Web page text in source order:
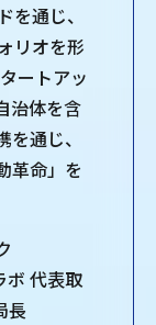
を通じ、
リオを形
ートアッ
治体を含
通じ、
革命」を
代表取
長